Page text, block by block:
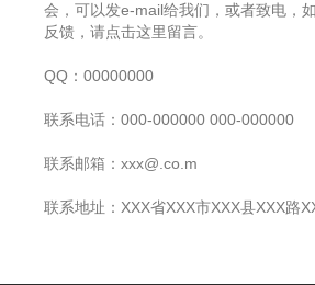
会，可以发e-mail给我们，或者致电，
反馈，请点击这里留言。
QQ：00000000
联系电话：000-000000 000-000000
联系邮箱：xxx@.co.m
联系地址：XXX省XXX市XXX县XXX路